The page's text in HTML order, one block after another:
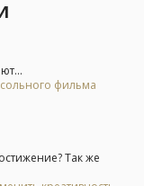
фильма
Так же